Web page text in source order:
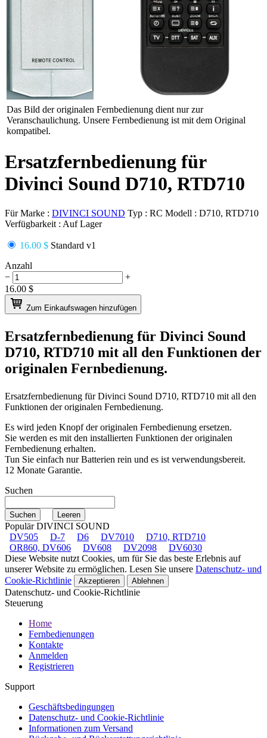
Das Bild der originalen Fernbedienung dient nur zur
Veranschaulichung. Unsere Fernbedienung ist mit dem Original
kompatibel.
Ersatzfernbedienung für
Divinci Sound D710, RTD710
Für Marke : DIVINCI SOUND Typ : RC Modell : D710, RTD710
Verfügbarkeit : Auf Lager
16.00 $ Standard v1
Anzahl
−
+
16.00 $
Zum Einkaufswagen hinzufügen
Ersatzfernbedienung für Divinci Sound
D710, RTD710 mit all den Funktionen der
originalen Fernbedienung.
Ersatzfernbedienung fürDivinci Sound D710, RTD710 mit all den
Funktionen der originalen Fernbedienung.
Es wird jeden Knopf der originalen Fernbedienung ersetzen.
Sie werden es mit den installierten Funktionen der originalen
Fernbedienung erhalten.
Tun Sie einfach nur Batterien rein und es ist verwendungsbereit.
12 Monate Garantie.
Suchen
Populär DIVINCI SOUND
DV505
D-7 D6 DV7010
D710, RTD710
OR860, DV606
DV608 DV2098
DV6030
Diese Website nutzt Cookies, um für Sie das beste Erlebnis auf
unserer Website zu ermöglichen. Lesen Sie unsere Datenschutz- und
Cookie-Richtlinie
Akzeptieren Ablehnen
Datenschutz- und Cookie-Richtlinie
Steuerung
Home
Fernbedienungen
Kontakte
Anmelden
Registrieren
Support
Geschäftsbedingungen
Datenschutz- und Cookie-Richtlinie
Informationen zum Versand